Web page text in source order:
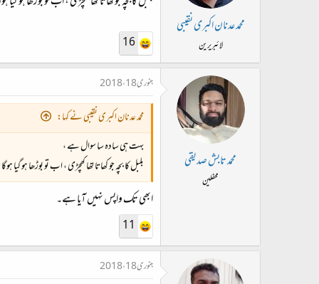
محمد عدنان اکبری نقیبی
لائبریرین 16
محمد تابش صدیقی
محفلین
جنوری 18، 2018
محمد عدنان اکبری نقیبی نے کہا:
بہت ہی سادہ سا سوال ہے ،
بلبل کا بچہ جو کھاتا تھا کھچڑی ، اب تو بوڑھا ہو گیا
ابھی تک واپس نہیں آیا ہے۔
11
جنوری 18، 2018